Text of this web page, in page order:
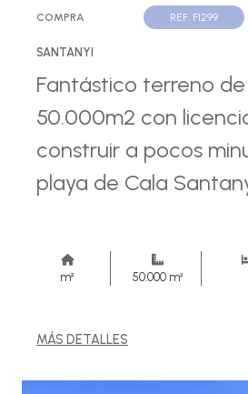
COMPRA REF. F1299
SANTANYI
Fantástico terreno
50.000m2 con
construir a pocos
playa de Cala
m² 50.000 m²
MÁS DETALLES